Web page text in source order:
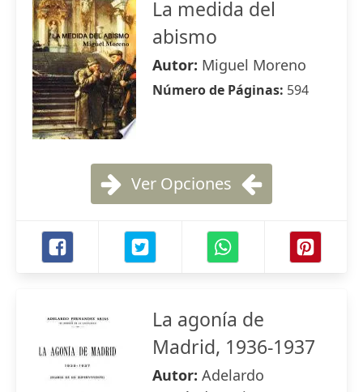
La medida del
abismo
Autor: Miguel Moreno
Número de Páginas: 594
Ver Opciones
La agonía de
Madrid, 1936-1937
Autor: Adelardo